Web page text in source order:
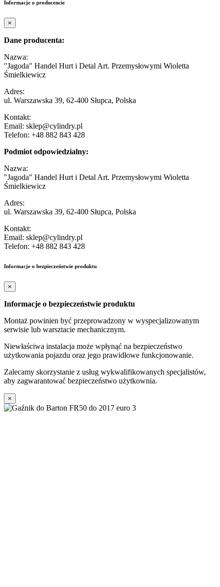
Informacje o producencie
×
Dane producenta:
Nazwa:
"Jagoda" Handel Hurt i Detal Art. Przemysłowymi Wioletta
Śmielkiewicz
Adres:
ul. Warszawska 39, 62-400 Słupca, Polska
Kontakt:
Email: sklep@cylindry.pl
Telefon: +48 882 843 428
Podmiot odpowiedzialny:
Nazwa:
"Jagoda" Handel Hurt i Detal Art. Przemysłowymi Wioletta
Śmielkiewicz
Adres:
ul. Warszawska 39, 62-400 Słupca, Polska
Kontakt:
Email: sklep@cylindry.pl
Telefon: +48 882 843 428
Informacje o bezpieczeństwie produktu
×
Informacje o bezpieczeństwie produktu
Montaż powinien być przeprowadzony w wyspecjalizowanym
serwisie lub warsztacie mechanicznym.
Niewłaściwa instalacja może wpłynąć na bezpieczeństwo
użytkowania pojazdu oraz jego prawidłowe funkcjonowanie.
Zalecamy skorzystanie z usług wykwalifikowanych specjalistów,
aby zagwarantować bezpieczeństwo użytkownia.
×